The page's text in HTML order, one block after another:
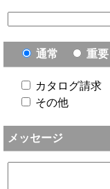
通常 重要
カタログ請求
その他
メッセージ